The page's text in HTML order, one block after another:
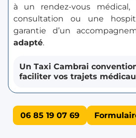
à un rendez-vous
consultation ou une
garantie d’un
adapté.
Un Taxi Cambrai
faciliter vos trajets
06 85 19 07 69